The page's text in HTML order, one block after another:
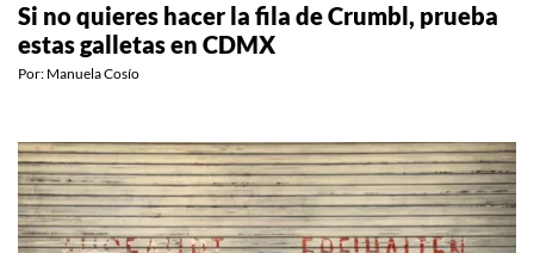
Si no quieres hacer la fila de Crumbl, prueba
estas galletas en CDMX
Por: Manuela Cosío